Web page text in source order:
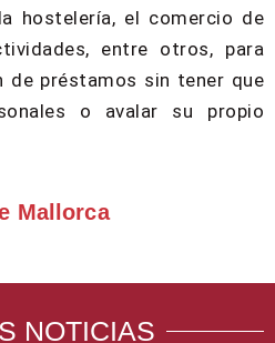
hostelería, el comercio de
entre otros, para
de préstamos sin tener que
o avalar su propio
Mallorca
NOTICIAS